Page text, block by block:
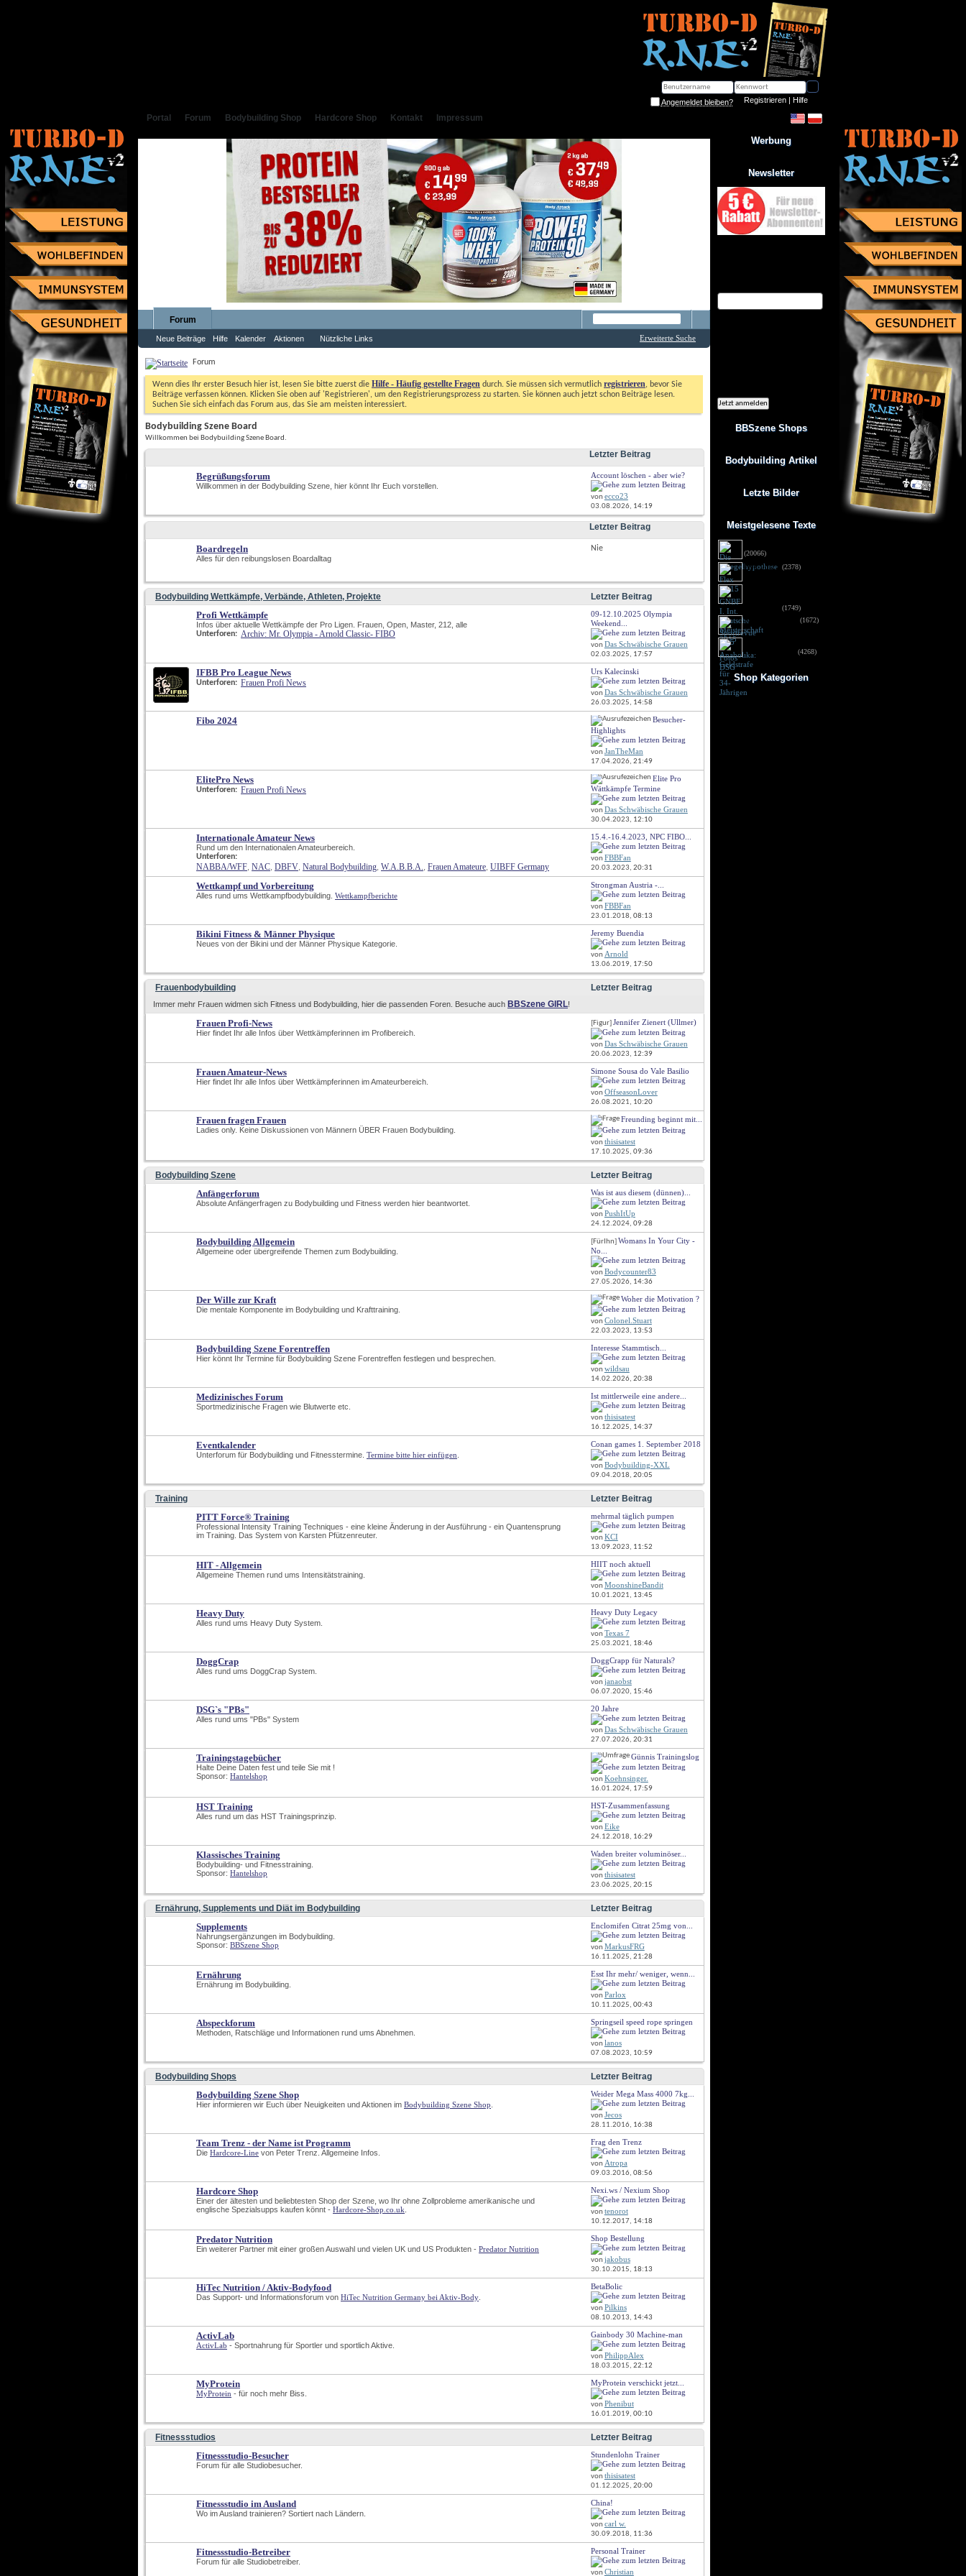
Angemeldet bleiben? Registrieren | Hilfe
Portal Forum Bodybuilding Shop Hardcore Shop Kontakt Impressum
Forum
Neue Beiträge Hilfe Kalender Aktionen Nützliche Links Erweiterte Suche
Forum
Wenn dies Ihr erster Besuch hier ist, lesen Sie bitte zuerst die Hilfe - Häufig gestellte Fragen durch. Sie müssen sich vermutlich registrieren, bevor Sie
Beiträge verfassen können. Klicken Sie oben auf 'Registrieren', um den Registrierungsprozess zu starten. Sie können auch jetzt schon Beiträge lesen.
Suchen Sie sich einfach das Forum aus, das Sie am meisten interessiert.
Bodybuilding Szene Board
Willkommen bei Bodybuilding Szene Board.
Letzter Beitrag
Begrüßungsforum
Willkommen in der Bodybuilding Szene, hier könnt Ihr Euch vorstellen.
RSS-
Feed
dieses
Forums
anzeigen
Account löschen - aber wie?
von ecco23
03.08.2026, 14:19
Letzter Beitrag
Boardregeln
Alles für den reibungslosen Boardalltag
Nie
Bodybuilding Wettkämpfe, Verbände, Athleten, Projekte Letzter Beitrag
Profi Wettkämpfe
Infos über aktuelle Wettkämpfe der Pro Ligen. Frauen, Open, Master, 212, alle
Unterforen: Archiv: Mr. Olympia - Arnold Classic- FIBO
RSS-
Feed
dieses
Forums
anzeigen
09-12.10.2025 Olympia
Weekend...
von Das Schwäbische Grauen
02.03.2025, 17:57
IFBB Pro League News
Unterforen: Frauen Profi News
RSS-
Feed
dieses
Forums
anzeigen
Urs Kalecinski
von Das Schwäbische Grauen
26.03.2025, 14:58
Fibo 2024
RSS-
Feed
dieses
Forums
anzeigen
Besucher-
Highlights
von JanTheMan
17.04.2026, 21:49
ElitePro News
Unterforen: Frauen Profi News
RSS-
Feed
dieses
Forums
anzeigen
Elite Pro
Wättkämpfe Termine
von Das Schwäbische Grauen
30.04.2023, 12:10
Internationale Amateur News
Rund um den Internationalen Amateurbereich.
Unterforen:
NABBA/WFF, NAC, DBFV, Natural Bodybuilding, W.A.B.B.A., Frauen Amateure, UIBFF Germany
RSS-
Feed
dieses
Forums
anzeigen
15.4.-16.4.2023, NPC FIBO...
von FBBFan
20.03.2023, 20:31
Wettkampf und Vorbereitung
Alles rund ums Wettkampfbodybuilding. Wettkampfberichte
RSS-
Feed
dieses
Forums
anzeigen
Strongman Austria -...
von FBBFan
23.01.2018, 08:13
Bikini Fitness & Männer Physique
Neues von der Bikini und der Männer Physique Kategorie.
RSS-
Feed
dieses
Forums
anzeigen
Jeremy Buendia
von Arnold
13.06.2019, 17:50
Frauenbodybuilding Letzter Beitrag
Immer mehr Frauen widmen sich Fitness und Bodybuilding, hier die passenden Foren. Besuche auch BBSzene GIRL!
Frauen Profi-News
Hier findet Ihr alle Infos über Wettkämpferinnen im Profibereich.
RSS-
Feed
dieses
Forums
anzeigen
[Figur] Jennifer Zienert (Ullmer)
von Das Schwäbische Grauen
20.06.2023, 12:39
Frauen Amateur-News
Hier findet Ihr alle Infos über Wettkämpferinnen im Amateurbereich.
RSS-
Feed
dieses
Forums
anzeigen
Simone Sousa do Vale Basilio
von OffseasonLover
26.08.2021, 10:20
Frauen fragen Frauen
Ladies only. Keine Diskussionen von Männern ÜBER Frauen Bodybuilding.
RSS-
Feed
dieses
Forums
anzeigen
Freunding beginnt mit...
von thisisatest
17.10.2025, 09:36
Bodybuilding Szene Letzter Beitrag
Anfängerforum
Absolute Anfängerfragen zu Bodybuilding und Fitness werden hier beantwortet.
RSS-
Feed
dieses
Forums
anzeigen
Was ist aus diesem (dünnen)...
von PushItUp
24.12.2024, 09:28
Bodybuilding Allgemein
Allgemeine oder übergreifende Themen zum Bodybuilding.
RSS-
Feed
dieses
Forums
anzeigen
[FürIhn] Womans In Your City -
No...
von Bodycounter83
27.05.2026, 14:36
Der Wille zur Kraft
Die mentale Komponente im Bodybuilding und Krafttraining.
RSS-
Feed
dieses
Forums
anzeigen
Woher die Motivation ?
von Colonel.Stuart
22.03.2023, 13:53
Bodybuilding Szene Forentreffen
Hier könnt Ihr Termine für Bodybuilding Szene Forentreffen festlegen und besprechen.
RSS-
Feed
dieses
Forums
anzeigen
Interesse Stammtisch...
von wildsau
14.02.2026, 20:38
Medizinisches Forum
Sportmedizinische Fragen wie Blutwerte etc.
RSS-
Feed
dieses
Forums
anzeigen
Ist mittlerweile eine andere...
von thisisatest
16.12.2025, 14:37
Eventkalender
Unterforum für Bodybuilding und Fitnesstermine. Termine bitte hier einfügen
RSS-
Feed
dieses
Forums
anzeigen
Conan games 1. September 2018
von Bodybuilding-XXL
09.04.2018, 20:05
Training Letzter Beitrag
PITT Force® Training
Professional Intensity Training Techniques - eine kleine Änderung in der Ausführung - ein Quantensprung
im Training. Das System von Karsten Pfützenreuter.
RSS-
Feed
dieses
Forums
anzeigen
mehrmal täglich pumpen
von KCI
13.09.2023, 11:52
HIT - Allgemein
Allgemeine Themen rund ums Intensitätstraining.
RSS-
Feed
dieses
Forums
anzeigen
HIIT noch aktuell
von MoonshineBandit
10.01.2021, 13:45
Heavy Duty
Alles rund ums Heavy Duty System.
RSS-
Feed
dieses
Forums
anzeigen
Heavy Duty Legacy
von Texas 7
25.03.2021, 18:46
DoggCrap
Alles rund ums DoggCrap System.
RSS-
Feed
dieses
Forums
anzeigen
DoggCrapp für Naturals?
von janaobst
06.07.2020, 15:46
DSG`s "PBs"
Alles rund ums "PBs" System
RSS-
Feed
dieses
Forums
anzeigen
20 Jahre
von Das Schwäbische Grauen
27.07.2026, 20:31
Trainingstagebücher
Halte Deine Daten fest und teile Sie mit !
Sponsor: Hantelshop
RSS-
Feed
dieses
Forums
anzeigen
Günnis Trainingslog
von Koehnsinger.
16.01.2024, 17:59
HST Training
Alles rund um das HST Trainingsprinzip.
RSS-
Feed
dieses
Forums
anzeigen
HST-Zusammenfassung
von Eike
24.12.2018, 16:29
Klassisches Training
Bodybuilding- und Fitnesstraining.
Sponsor: Hantelshop
RSS-
Feed
dieses
Forums
anzeigen
Waden breiter voluminöser...
von thisisatest
23.06.2025, 20:15
Ernährung, Supplements und Diät im Bodybuilding Letzter Beitrag
Supplements
Nahrungsergänzungen im Bodybuilding.
Sponsor: BBSzene Shop
RSS-
Feed
dieses
Forums
anzeigen
Enclomifen Citrat 25mg von...
von MarkusFRG
16.11.2025, 21:28
Ernährung
Ernährung im Bodybuilding.
RSS-
Feed
dieses
Forums
anzeigen
Esst Ihr mehr/ weniger, wenn...
von Parlox
10.11.2025, 00:43
Abspeckforum
Methoden, Ratschläge und Informationen rund ums Abnehmen.
RSS-
Feed
dieses
Forums
anzeigen
Springseil speed rope springen
von lanos
07.08.2023, 10:59
Bodybuilding Shops Letzter Beitrag
Bodybuilding Szene Shop
Hier informieren wir Euch über Neuigkeiten und Aktionen im Bodybuilding Szene Shop
RSS-
Feed
dieses
Forums
anzeigen
Weider Mega Mass 4000 7kg...
von Jecos
28.11.2016, 16:38
Team Trenz - der Name ist Programm
Die Hardcore-Line von Peter Trenz. Allgemeine Infos.
RSS-
Feed
dieses
Forums
anzeigen
Frag den Trenz
von Atropa
09.03.2016, 08:56
Hardcore Shop
Einer der ältesten und beliebtesten Shop der Szene, wo Ihr ohne Zollprobleme amerikanische und
englische Spezialsupps kaufen könnt - Hardcore-Shop.co.uk
RSS-
Feed
dieses
Forums
anzeigen
Nexi.ws / Nexium Shop
von tenorot
10.12.2017, 14:18
Predator Nutrition
Ein weiterer Partner mit einer großen Auswahl und vielen UK und US Produkten - Predator Nutrition
RSS-
Feed
dieses
Forums
anzeigen
Shop Bestellung
von jakobus
30.10.2015, 18:13
HiTec Nutrition / Aktiv-Bodyfood
Das Support- und Informationsforum von HiTec Nutrition Germany bei Aktiv-Body
RSS-
Feed
dieses
Forums
anzeigen
BetaBolic
von Pilkins
08.10.2013, 14:43
ActivLab
ActivLab - Sportnahrung für Sportler und sportlich Aktive.
RSS-
Feed
dieses
Forums
anzeigen
Gainbody 30 Machine-man
von PhilippAlex
18.03.2015, 22:12
MyProtein
MyProtein - für noch mehr Biss.
RSS-
Feed
dieses
Forums
anzeigen
MyProtein verschickt jetzt...
von Phenibut
16.01.2019, 00:10
Fitnessstudios Letzter Beitrag
Fitnessstudio-Besucher
Forum für alle Studiobesucher.
RSS-
Feed
dieses
Forums
anzeigen
Stundenlohn Trainer
von thisisatest
01.12.2025, 20:00
Fitnessstudio im Ausland
Wo im Ausland trainieren? Sortiert nach Ländern.
RSS-
Feed
dieses
Forums
anzeigen
China!
von carl w.
30.09.2018, 11:36
Fitnessstudio-Betreiber
Forum für alle Studiobetreiber.
RSS-
Feed
Personal Trainer
von Christian
Werbung
Newsletter
BBSzene Shops
Bodybuilding Artikel
Letzte Bilder
Meistgelesene Texte
(20066)
Flex 05/15 (2378)
(1749)
Sportrevue 6/15 (1672)
für 34-Jährigen
(4268)
Shop Kategorien
Frauen Fitness